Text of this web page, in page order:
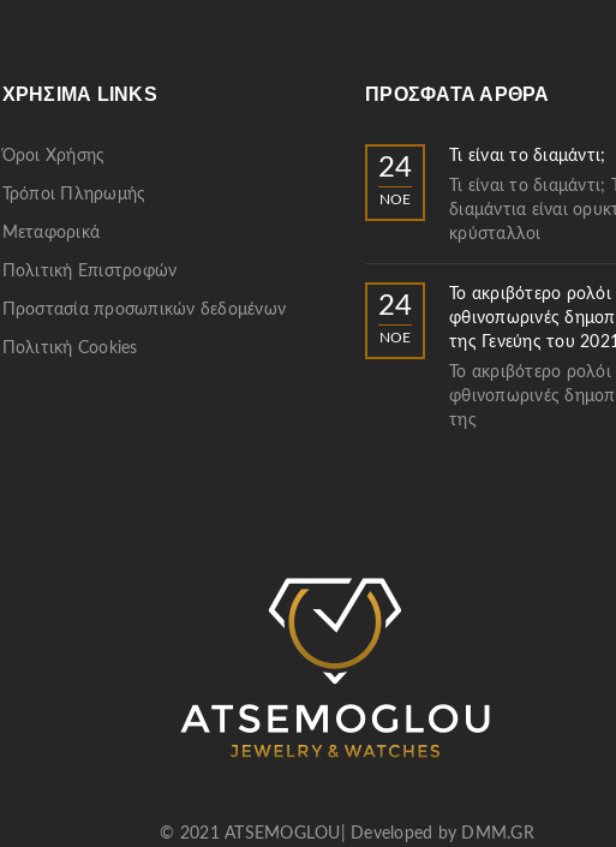
ΧΡΉΣΙΜΑ LINKS
Όροι Χρήσης
Τρόποι Πληρωμής
Μεταφορικά
Πολιτική Επιστροφών
Προστασία προσωπικών δεδομένων
Πολιτική Cookies
ΠΡΌΣΦΑΤΑ ΆΡΘΡΑ
24
ΝΟΈ
Τι είναι το διαμάντι;
Τι είναι το διαμάντι;
διαμάντια είναι
κρύσταλλοι
24
ΝΟΈ
Το ακριβότερο
φθινοπωρινές
της Γενεύης του
Το ακριβότερο
φθινοπωρινές
της
© 2021 ATSEMOGLOU| Developed by DMM.GR